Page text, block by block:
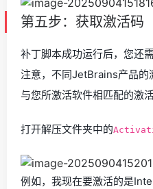
第五步：获取激活码
补丁脚本成功运行后，您还
注意，不同JetBrains产品的
与您所激活软件相匹配的激活
打开解压文件夹中的
例如，我现在要激活的是